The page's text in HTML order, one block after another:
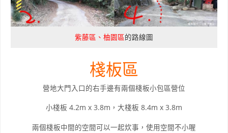
紫藤區、柚園區的路線圖
棧板區
營地大門入口的右手邊有兩個棧板小包區營位
小棧板 4.2m x 3.8m，大棧板 8.4m x 3.8m
兩個棧板中間的空間可以一起炊事，使用空間不小喔